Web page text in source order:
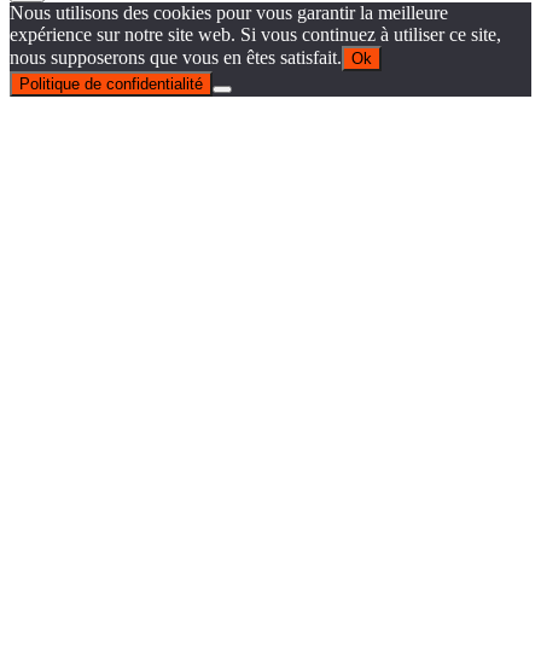
Nous utilisons des cookies pour vous garantir la meilleure
expérience sur notre site web. Si vous continuez à utiliser ce site,
nous supposerons que vous en êtes satisfait. Ok
Politique de confidentialité